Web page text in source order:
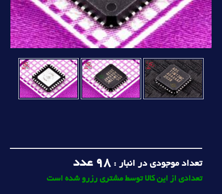
تعداد موجودی در انبار :98 عدد
تعدادی از این کالا توسط مشتری رزرو شده است